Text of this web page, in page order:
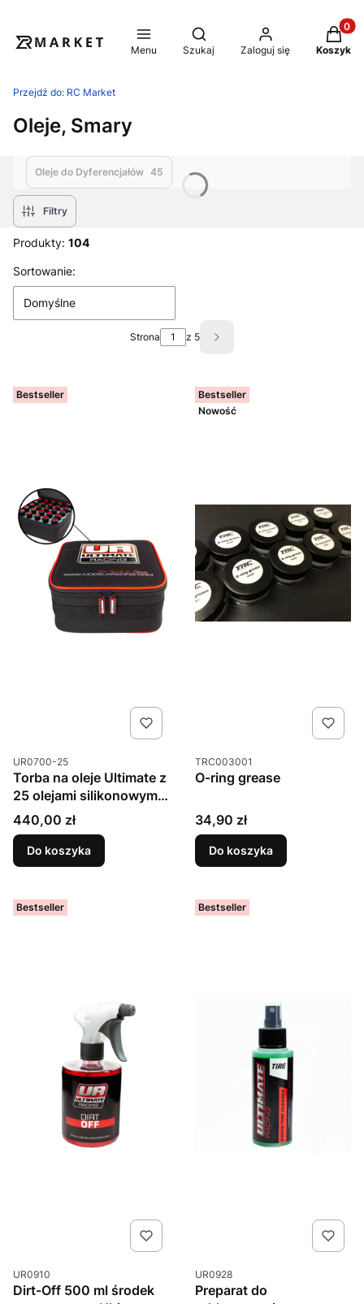
Menu
Otwórz wyszukiwarkę
Szukaj Zaloguj się Koszyk
Przejdź do: RC Market
Oleje, Smary
Oleje do Dyferencjałów 45
Filtry
Produkty: 104
Lista produktów
Sortowanie:
Domyślne
Strona z 5 Następne produkty
Bestseller
Kod produktu
UR0700-25
Torba na oleje Ultimate z
25 olejami silikonowymi
75ml
Cena
440,00 zł
Do koszyka
Bestseller
Nowość
Kod produktu
TRC003001
O-ring grease
Cena
34,90 zł
Do koszyka
Bestseller
Kod produktu
UR0910
Dirt-Off 500 ml środek
Bestseller
Kod produktu
UR0928
Preparat do